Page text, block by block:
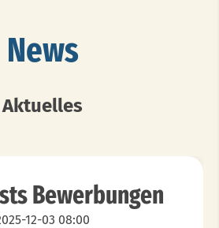
News
Aktuelles
Bewerbungen
12-03 08:00